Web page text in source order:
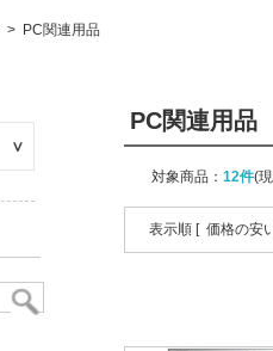
PC関連用品
PC関連用品
対象商品： 12件(
表示順 [ 価格の安